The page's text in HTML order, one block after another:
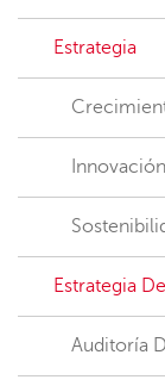
Estrategia
Innovación
Estrategia
Auditoría